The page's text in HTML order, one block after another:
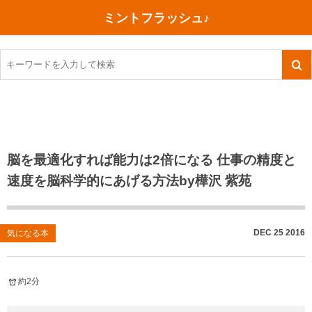
ミントフラッシュ♪
脳を最適化すれば能力は2倍になる 仕事の精度と
速度を脳科学的にあげる方法by樺沢 紫苑
気になる本 DEC 25 2016
約2分
TOEIC感想・結果
TOEIC800点への道
TOEIC（作戦・ノウハウなど）
TOEIC700点への道
英単語
今日買った本
ご朱印帳めぐり
川越（埼玉県）
沖縄
神戸
行ってきたあれこれ
ファスティング
コスメ
ダイエット
健康あれこれ
美容あれこれ
食べ物
今日の一枚
月、星、宇宙